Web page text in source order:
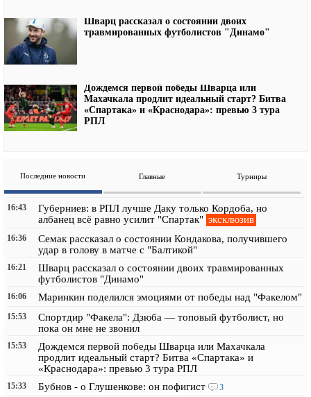
Шварц рассказал о состоянии двоих
травмированных футболистов "Динамо"
Дождемся первой победы Шварца или
Махачкала продлит идеальный старт? Битва
«Спартака» и «Краснодара»: превью 3 тура
РПЛ
Последние новости Главные Турниры
16:43
Губерниев: в РПЛ лучше Даку только Кордоба, но
албанец всё равно усилит "Спартак" эксклюзив
16:36
Семак рассказал о состоянии Кондакова, получившего
удар в голову в матче с "Балтикой"
16:21
Шварц рассказал о состоянии двоих травмированных
футболистов "Динамо"
16:06 Маринкин поделился эмоциями от победы над "Факелом"
15:53
Спортдир "Факела": Дзюба — топовый футболист, но
пока он мне не звонил
15:53
Дождемся первой победы Шварца или Махачкала
продлит идеальный старт? Битва «Спартака» и
«Краснодара»: превью 3 тура РПЛ
15:33 Бубнов - о Глушенкове: он пофигист
3